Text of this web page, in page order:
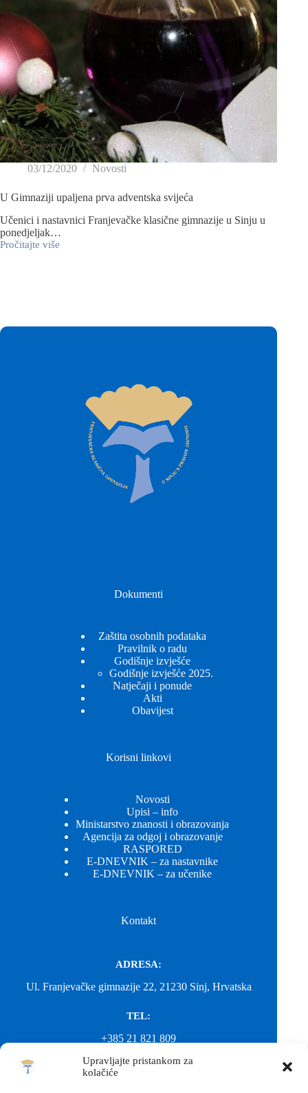
Upravljajte pristankom za
kolačiće
03/12/2020 Novosti
U Gimnaziji upaljena prva adventska svijeća
Učenici i nastavnici Franjevačke klasične gimnazije u Sinju u
ponedjeljak…
Pročitajte više
Dokumenti
Zaštita osobnih podataka
Pravilnik o radu
Godišnje izvješće
Godišnje izvješće 2025.
Natječaji i ponude
Akti
Obavijest
Korisni linkovi
Novosti
Upisi – info
Ministarstvo znanosti i obrazovanja
Agencija za odgoj i obrazovanje
RASPORED
E-DNEVNIK – za nastavnike
E-DNEVNIK – za učenike
Kontakt
ADRESA:
Ul. Franjevačke gimnazije 22, 21230 Sinj, Hrvatska
TEL:
+385 21 821 809
EMAIL: